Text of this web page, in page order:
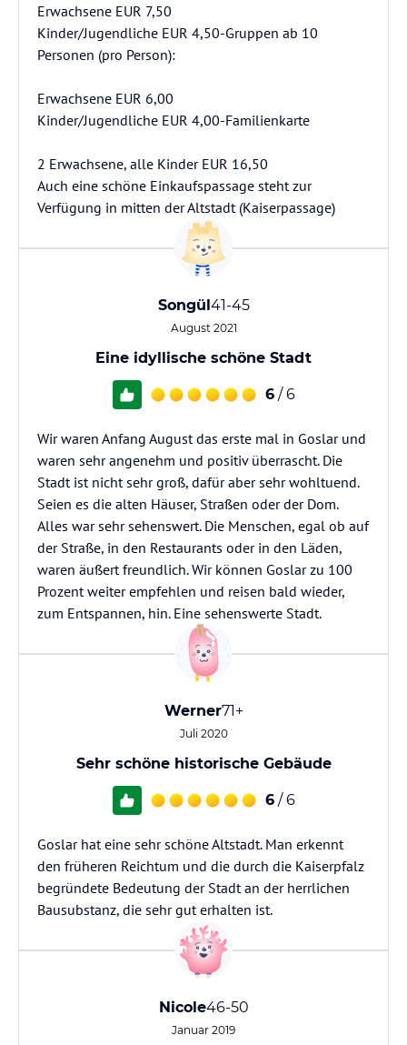
Erwachsene EUR 7,50
Kinder/Jugendliche EUR 4,50-Gruppen ab 10
Personen (pro Person):
Erwachsene EUR 6,00
Kinder/Jugendliche EUR 4,00-Familienkarte
2 Erwachsene, alle Kinder EUR 16,50
Auch eine schöne Einkaufspassage steht zur
Verfügung in mitten der Altstadt (Kaiserpassage)
Songül41-45
August 2021
Eine idyllische schöne Stadt
6 / 6
Wir waren Anfang August das erste mal in Goslar und
waren sehr angenehm und positiv überrascht. Die
Stadt ist nicht sehr groß, dafür aber sehr wohltuend.
Seien es die alten Häuser, Straßen oder der Dom.
Alles war sehr sehenswert. Die Menschen, egal ob auf
der Straße, in den Restaurants oder in den Läden,
waren äußert freundlich. Wir können Goslar zu 100
Prozent weiter empfehlen und reisen bald wieder,
zum Entspannen, hin. Eine sehenswerte Stadt.
Werner71+
Juli 2020
Sehr schöne historische Gebäude
6 / 6
Goslar hat eine sehr schöne Altstadt. Man erkennt
den früheren Reichtum und die durch die Kaiserpfalz
begründete Bedeutung der Stadt an der herrlichen
Bausubstanz, die sehr gut erhalten ist.
Nicole46-50
Januar 2019